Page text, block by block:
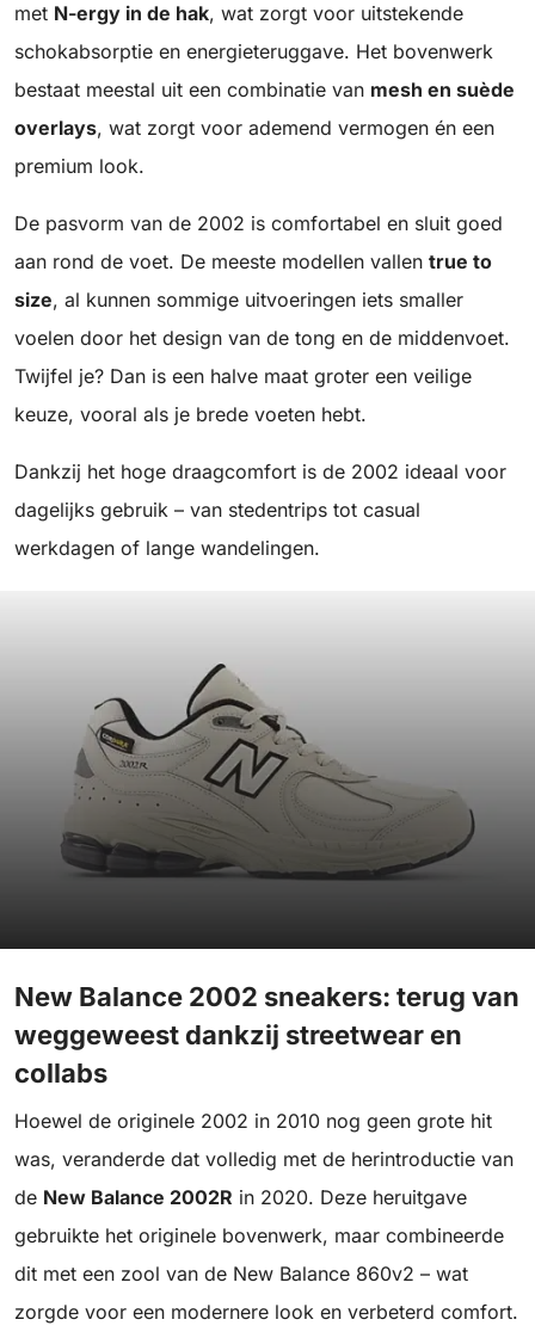
met N-ergy in de hak, wat zorgt voor uitstekende
schokabsorptie en energieteruggave. Het bovenwerk
bestaat meestal uit een combinatie van mesh en suède
overlays, wat zorgt voor ademend vermogen én een
premium look.
De pasvorm van de 2002 is comfortabel en sluit goed
aan rond de voet. De meeste modellen vallen true to
size, al kunnen sommige uitvoeringen iets smaller
voelen door het design van de tong en de middenvoet.
Twijfel je? Dan is een halve maat groter een veilige
keuze, vooral als je brede voeten hebt.
Dankzij het hoge draagcomfort is de 2002 ideaal voor
dagelijks gebruik – van stedentrips tot casual
werkdagen of lange wandelingen.
New Balance 2002 sneakers: terug van
weggeweest dankzij streetwear en
collabs
Hoewel de originele 2002 in 2010 nog geen grote hit
was, veranderde dat volledig met de herintroductie van
de New Balance 2002R in 2020. Deze heruitgave
gebruikte het originele bovenwerk, maar combineerde
dit met een zool van de New Balance 860v2 – wat
zorgde voor een modernere look en verbeterd comfort.